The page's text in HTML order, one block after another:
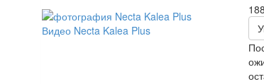
Видео Necta Kalea Plus